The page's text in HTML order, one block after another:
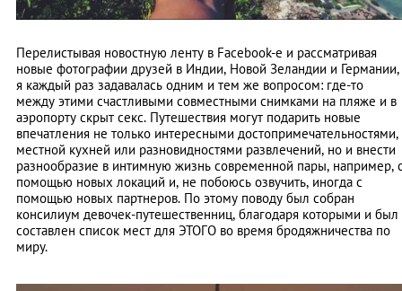
Перелистывая новостную ленту в Facebook-е и рассматривая
новые фотографии друзей в Индии, Новой Зеландии и Германии,
я каждый раз задавалась одним и тем же вопросом: где-то
между этими счастливыми совместными снимками на пляже и в
аэропорту скрыт секс. Путешествия могут подарить новые
впечатления не только интересными достопримечательностями,
местной кухней или разновидностями развлечений, но и внести
разнообразие в интимную жизнь современной пары, например,
помощью новых локаций и, не побоюсь озвучить, иногда c
помощью новых партнеров. По этому поводу был собран
консилиум девочек-путешественниц, благодаря которыми и был
составлен список мест для ЭТОГО во время бродяжничества по
миру.